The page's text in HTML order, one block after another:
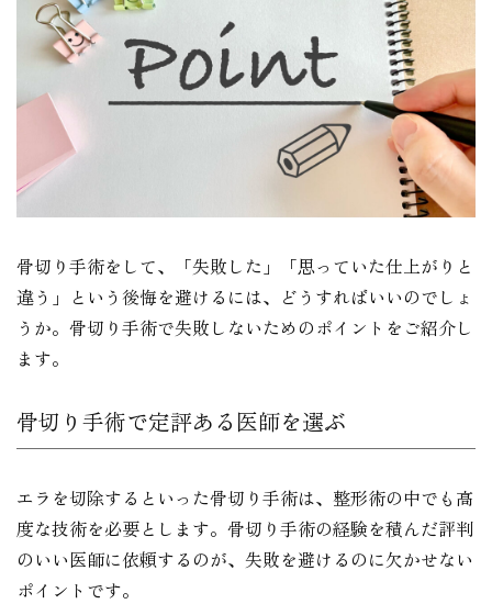
骨切り手術をして、「失敗した」「思っていた仕上がりと
違う」という後悔を避けるには、どうすればいいのでしょ
うか。骨切り手術で失敗しないためのポイントをご紹介し
ます。
骨切り手術で定評ある医師を選ぶ
エラを切除するといった骨切り手術は、整形術の中でも高
度な技術を必要とします。骨切り手術の経験を積んだ評判
のいい医師に依頼するのが、失敗を避けるのに欠かせない
ポイントです。